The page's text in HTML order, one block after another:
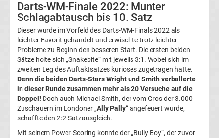
Ergebnisse
La
Liga
Tabelle
Darts-WM-Finale 2022: Munter
Schlagabtausch bis 10. Satz
Dieser wurde im Vorfeld des Darts-WM-Finals 2022 als
leichter Favorit gehandelt und erwischte trotz leichter
Probleme zu Beginn den besseren Start. Die ersten beiden
Sätze holte sich „Snakebite“ mit jeweils 3:1. Wobei sich im
zweiten Leg des Auftaktsatzes kurioses zugetragen hatte.
Denn die beiden Darts-Stars Wright und Smith verballerte
in dieser Runde zusammen mehr als 20 Versuche auf die
Doppel! Doch auch Michael Smith, der vom Gros der 3.000
Zuschauern im Londoner „Ally Pally“ angefeuert wurde,
schaffte den 2:2-Satzausgleich.
Mit seinem Power-Scoring konnte der „Bully Boy“, der zuvor